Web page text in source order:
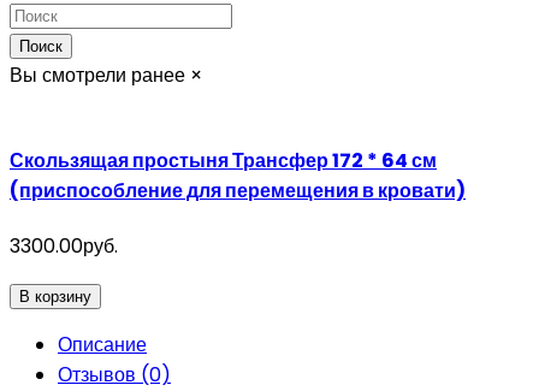
Поиск
Вы смотрели ранее ×
Скользящая простыня Трансфер 172 * 64 см
(приспособление для перемещения в кровати)
3300.00руб.
В корзину
Описание
Отзывов (0)